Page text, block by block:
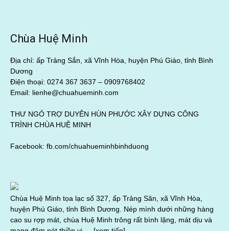
Chùa Huệ Minh
Địa chỉ: ấp Trảng Sắn, xã Vĩnh Hòa, huyện Phú Giáo, tỉnh Bình
Dương
Điện thoại: 0274 367 3637 – 0909768402
Email: lienhe@chuahueminh.com
THƯ NGỎ TRỢ DUYÊN HÙN PHƯỚC XÂY DỰNG CÔNG
TRÌNH CHÙA HUỆ MINH
Facebook: fb.com/chuahueminhbinhduong
Chùa Huệ Minh tọa lạc số 327, ấp Trảng Săn, xã Vĩnh Hòa,
huyện Phú Giáo, tỉnh Bình Dương. Nép mình dưới những hàng
cao su rợp mát, chùa Huệ Minh trông rất bình lặng, mát dịu và